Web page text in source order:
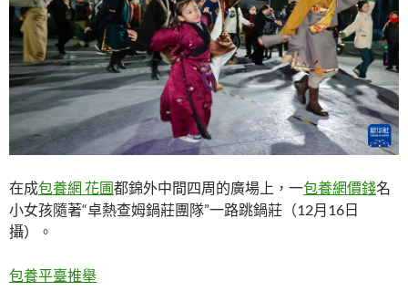
在成包養網 花圃都錦外中間四周的廣場上，一包養網價錢名
小女孩隨著“卓熱查姆鍋莊團隊”一路跳鍋莊（12月16日
攝）。
包養平臺推舉